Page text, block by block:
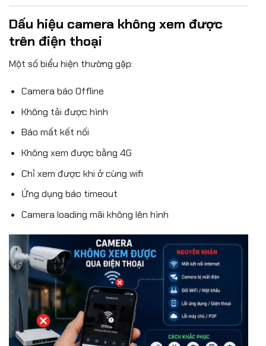
Dấu hiệu camera không xem được
trên điện thoại
Một số biểu hiện thường gặp:
Camera báo Offline
Không tải được hình
Báo mất kết nối
Không xem được bằng 4G
Chỉ xem được khi ở cùng wifi
Ứng dụng báo timeout
Camera loading mãi không lên hình